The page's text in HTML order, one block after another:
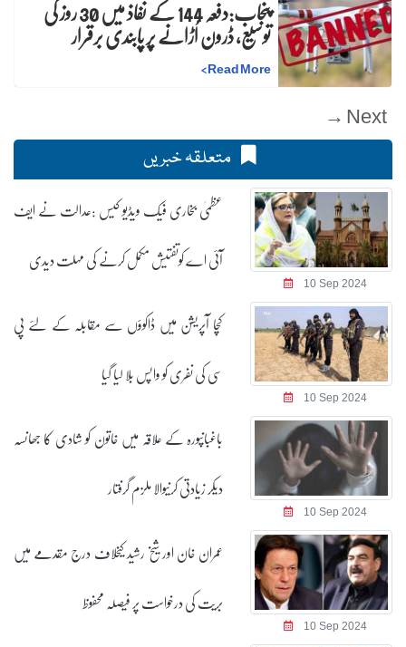
پنجاب:دفعہ 144 کے نفاذ میں 30 روز کیتوسیع، ڈرون اُڑانے پر پابندی برقرار
Read More
>
Next →
متعلقہ خبریں
10 Sep 2024
عظمیٰ بخاری فیک ویڈیو کیس :عدالت نے ایف
آئی اے کوتفتیش مکمل کرنے کی مہلت دیدی
10 Sep 2024
کچا آپریشن میں ڈاکوؤں سے مقابلہ کے لئے پی
سی کی نفری کو واپس بلا لیا گیا
10 Sep 2024
باغبانپورہ کے علاقہ میں خاتون کو شادی کا جھانسہ
دیکر زیادتی کرنیوالا ملزم گرفتار
10 Sep 2024
عمران خان اور شیخ رشید کیخلاف درج مقدمے میں
بریت کی درخواست پر فیصلہ محفوظ